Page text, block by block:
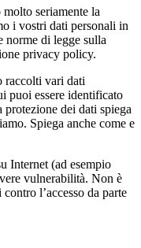
seriamente la
i vostri dati personali in
norme di legge sulla
privacy policy.
raccolti vari dati
puoi essere identificato
protezione dei dati spiega
Spiega anche come e
Internet (ad esempio
vulnerabilità. Non è
l’accesso da parte